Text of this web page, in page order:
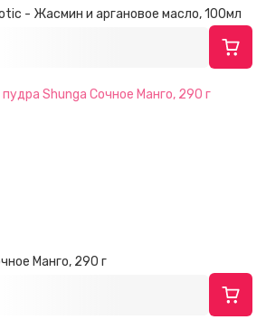
- Жасмин и аргановое масло, 100мл
Манго, 290 г